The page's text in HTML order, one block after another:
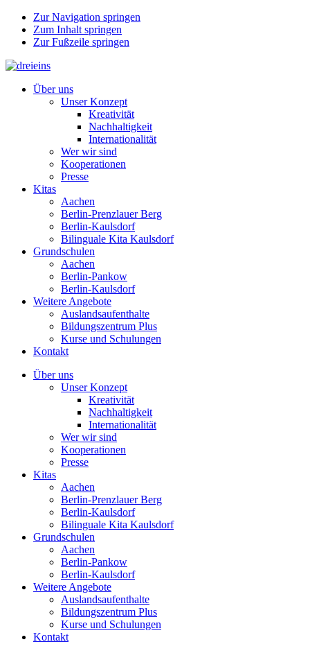
Zur Navigation springen
Zum Inhalt springen
Zur Fußzeile springen
Über uns
Unser Konzept
Kreativität
Nachhaltigkeit
Internationalität
Wer wir sind
Kooperationen
Presse
Kitas
Aachen
Berlin-Prenzlauer Berg
Berlin-Kaulsdorf
Bilinguale Kita Kaulsdorf
Grundschulen
Aachen
Berlin-Pankow
Berlin-Kaulsdorf
Weitere Angebote
Auslandsaufenthalte
Bildungszentrum Plus
Kurse und Schulungen
Kontakt
Über uns
Unser Konzept
Kreativität
Nachhaltigkeit
Internationalität
Wer wir sind
Kooperationen
Presse
Kitas
Aachen
Berlin-Prenzlauer Berg
Berlin-Kaulsdorf
Bilinguale Kita Kaulsdorf
Grundschulen
Aachen
Berlin-Pankow
Berlin-Kaulsdorf
Weitere Angebote
Auslandsaufenthalte
Bildungszentrum Plus
Kurse und Schulungen
Kontakt